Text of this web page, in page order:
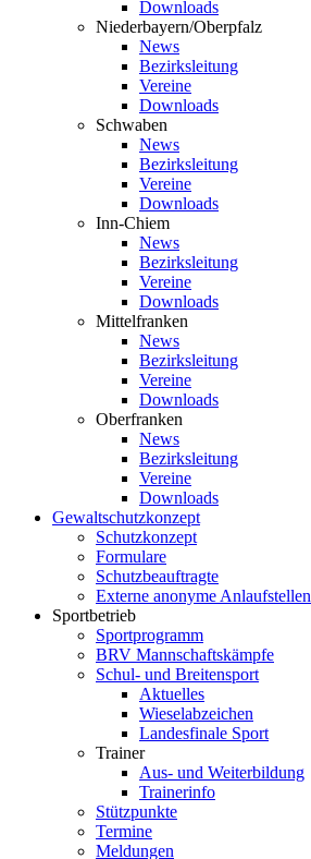
Downloads
Niederbayern/Oberpfalz
News
Bezirksleitung
Vereine
Downloads
Schwaben
News
Bezirksleitung
Vereine
Downloads
Inn-Chiem
News
Bezirksleitung
Vereine
Downloads
Mittelfranken
News
Bezirksleitung
Vereine
Downloads
Oberfranken
News
Bezirksleitung
Vereine
Downloads
Gewaltschutzkonzept
Schutzkonzept
Formulare
Schutzbeauftragte
Externe anonyme Anlaufstellen
Sportbetrieb
Sportprogramm
BRV Mannschaftskämpfe
Schul- und Breitensport
Aktuelles
Wieselabzeichen
Landesfinale Sport
Trainer
Aus- und Weiterbildung
Trainerinfo
Stützpunkte
Termine
Meldungen